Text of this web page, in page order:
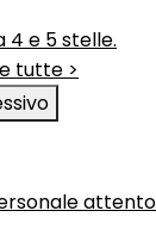
4 e 5 stelle.
tutte >